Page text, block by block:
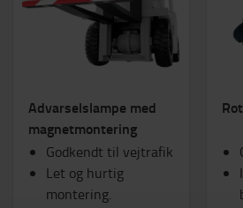
Advarselslampe med
magnetmontering
Godkendt til vejtrafik
Let og hurtig
montering.